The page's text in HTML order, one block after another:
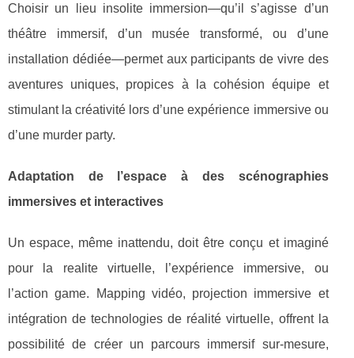
Choisir un lieu insolite immersion—qu’il s’agisse d’un
théâtre immersif, d’un musée transformé, ou d’une
installation dédiée—permet aux participants de vivre des
aventures uniques, propices à la cohésion équipe et
stimulant la créativité lors d’une expérience immersive ou
d’une murder party.
Adaptation de l’espace à des scénographies
immersives et interactives
Un espace, même inattendu, doit être conçu et imaginé
pour la realite virtuelle, l’expérience immersive, ou
l’action game. Mapping vidéo, projection immersive et
intégration de technologies de réalité virtuelle, offrent la
possibilité de créer un parcours immersif sur-mesure,